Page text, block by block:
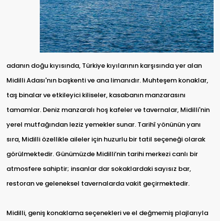
adanın doğu kıyısında, Türkiye kıyılarının karşısında yer alan
Midilli Adası'nın başkenti ve ana limanıdır. Muhteşem konaklar,
taş binalar ve etkileyici kiliseler, kasabanın manzarasını
tamamlar. Deniz manzaralı hoş kafeler ve tavernalar, Midilli'nin
yerel mutfağından leziz yemekler sunar. Tarihî yönünün yanı
sıra, Midilli özellikle aileler için huzurlu bir tatil seçeneği olarak
görülmektedir. Günümüzde Midilli’nin tarihi merkezi canlı bir
atmosfere sahiptir; insanlar dar sokaklardaki sayısız bar,
restoran ve geleneksel tavernalarda vakit geçirmektedir.
Midilli, geniş konaklama seçenekleri ve el değmemiş plajlarıyla